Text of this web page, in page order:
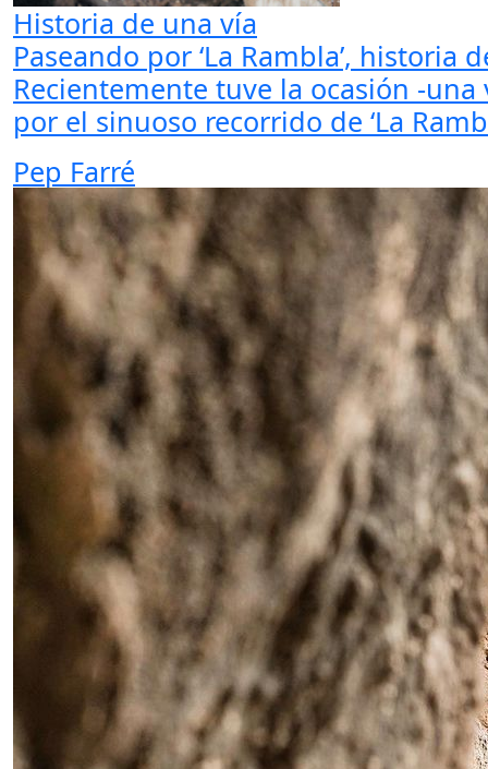
Historia de una vía
Paseando por ‘La Rambla’, historia
Recientemente tuve la ocasión -
por el sinuoso recorrido de ‘La
Pep Farré